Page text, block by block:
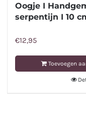
Oogje I
serpentijn I 10
€12,95
Toevoegen